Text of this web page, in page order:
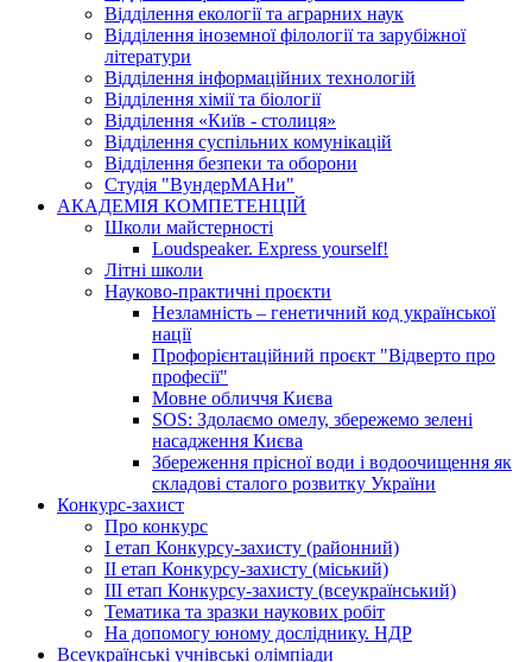
Відділення екології та аграрних наук
Відділення іноземної філології та зарубіжної
літератури
Відділення інформаційних технологій
Відділення хімії та біології
Відділення «Київ - столиця»
Відділення суспільних комунікацій
Відділення безпеки та оборони
Студія "ВундерМАНи"
АКАДЕМІЯ КОМПЕТЕНЦІЙ
Школи майстерності
Loudspeaker. Express yourself!
Літні школи
Науково-практичні проєкти
Незламність – генетичний код української
нації
Профорієнтаційний проєкт "Відверто про
професії"
Мовне обличчя Києва
SOS: Здолаємо омелу, збережемо зелені
насадження Києва
Збереження прісної води і водоочищення як
складові сталого розвитку України
Конкурс-захист
Про конкурс
І етап Конкурсу-захисту (районний)
ІІ етап Конкурсу-захисту (міський)
ІІІ етап Конкурсу-захисту (всеукраїнський)
Тематика та зразки наукових робіт
На допомогу юному досліднику. НДР
Всеукраїнські учнівські олімпіади